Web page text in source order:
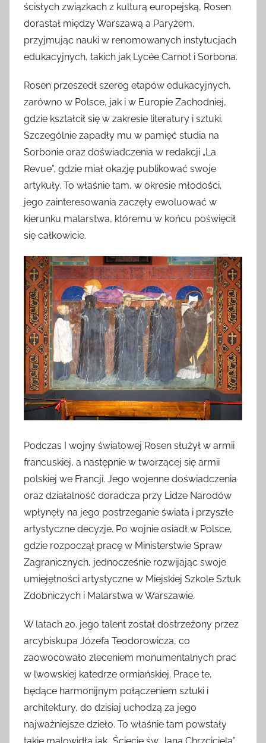
ścisłych związkach z kulturą europejską, Rosen
dorastał między Warszawą a Paryżem,
przyjmując nauki w renomowanych instytucjach
edukacyjnych, takich jak Lycée Carnot i Sorbona.
Rosen przeszedł szereg etapów edukacyjnych,
zarówno w Polsce, jak i w Europie Zachodniej,
gdzie kształcił się w zakresie literatury i sztuki.
Szczególnie zapadły mu w pamięć studia na
Sorbonie oraz doświadczenia w redakcji „La
Revue”, gdzie miał okazję publikować swoje
artykuły. To właśnie tam, w okresie młodości,
jego zainteresowania zaczęły ewoluować w
kierunku malarstwa, któremu w końcu poświęcił
się całkowicie.
Podczas I wojny światowej Rosen służył w armii
francuskiej, a następnie w tworzącej się armii
polskiej we Francji. Jego wojenne doświadczenia
oraz działalność doradcza przy Lidze Narodów
wpłynęły na jego postrzeganie świata i przyszłe
artystyczne decyzje. Po wojnie osiadł w Polsce,
gdzie rozpoczął pracę w Ministerstwie Spraw
Zagranicznych, jednocześnie rozwijając swoje
umiejętności artystyczne w Miejskiej Szkole Sztuk
Zdobniczych i Malarstwa w Warszawie.
W latach 20. jego talent został dostrzeżony przez
arcybiskupa Józefa Teodorowicza, co
zaowocowało zleceniem monumentalnych prac
w lwowskiej katedrze ormiańskiej. Prace te,
będące harmonijnym połączeniem sztuki i
architektury, do dzisiaj uchodzą za jego
najważniejsze dzieło. To właśnie tam powstały
takie malowidła jak „Ścięcie św. Jana Chrzciciela”,